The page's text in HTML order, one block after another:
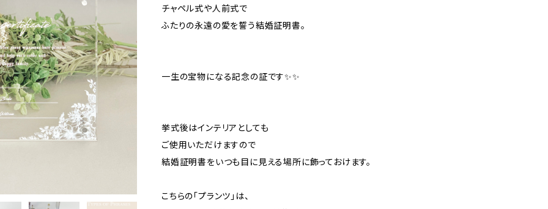
チャペル式や人前式で
ふたりの永遠の愛を誓う結婚証明書。
一生の宝物になる記念の証です✨✨
挙式後はインテリアとしても
ご使用いただけますので
結婚証明書をいつも目に見える場所に飾っておけます。
こちらの「プランツ」は、